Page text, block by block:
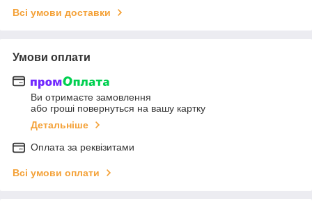
Всі умови доставки
Умови оплати
Ви отримаєте замовлення
або гроші повернуться на вашу картку
Детальніше
Оплата за реквізитами
Всі умови оплати